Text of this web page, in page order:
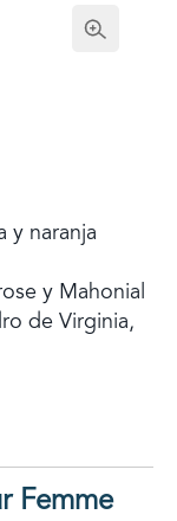
y naranja
y Mahonial
de Virginia,
Femme